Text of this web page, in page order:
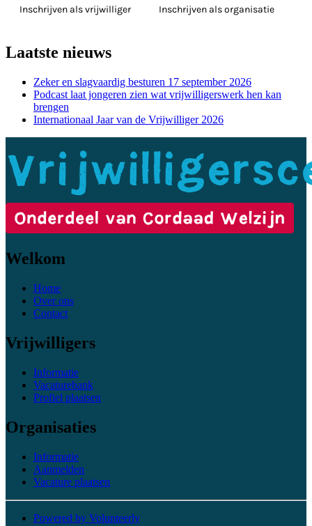
Inschrijven als vrijwilliger Inschrijven als organisatie
Laatste nieuws
Zeker en slagvaardig besturen 17 september 2026
Podcast laat jongeren zien wat vrijwilligerswerk hen kan
brengen
Internationaal Jaar van de Vrijwilliger 2026
Welkom
Home
Over ons
Contact
Vrijwilligers
Informatie
Vacaturebank
Profiel plaatsen
Organisaties
Informatie
Aanmelden
Vacature plaatsen
Powered by Volunteerly